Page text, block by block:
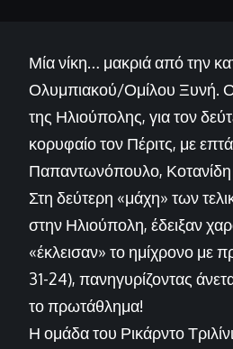
Μία νίκη… μακριά από την
Ολυμπιακού/Ομίλου Ξυνή. Ο
της Ηλιούπολης, για τον
κορυφαίο τον Πέριτς, με
Παπαντωνόπουλο, Κοτανίδη
Στη δεύτερη «μάχη» των
στην Ηλιούπολη, έδειξαν
«έκλεισαν» το ημίχρονο με
31-24), πανηγυρίζοντας
το πρωτάθλημα!
Η ομάδα του Ρικάρντο